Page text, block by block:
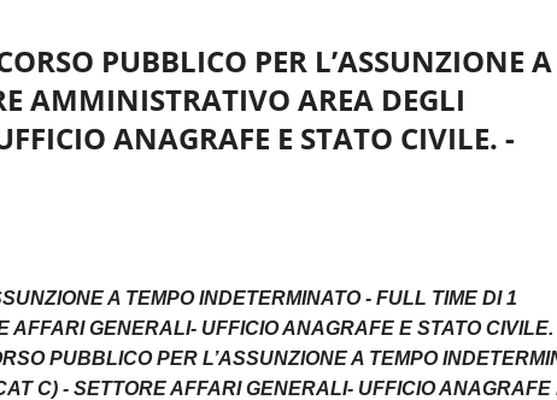
PUBBLICO PER L’ASSUNZIONE A
AMMINISTRATIVO AREA DEGLI
ANAGRAFE E STATO CIVILE. -
A TEMPO INDETERMINATO - FULL TIME DI 1
GENERALI- UFFICIO ANAGRAFE E STATO CIVILE.
PUBBLICO PER L’ASSUNZIONE A TEMPO
C) - SETTORE AFFARI GENERALI- UFFICIO ANAGRAFE